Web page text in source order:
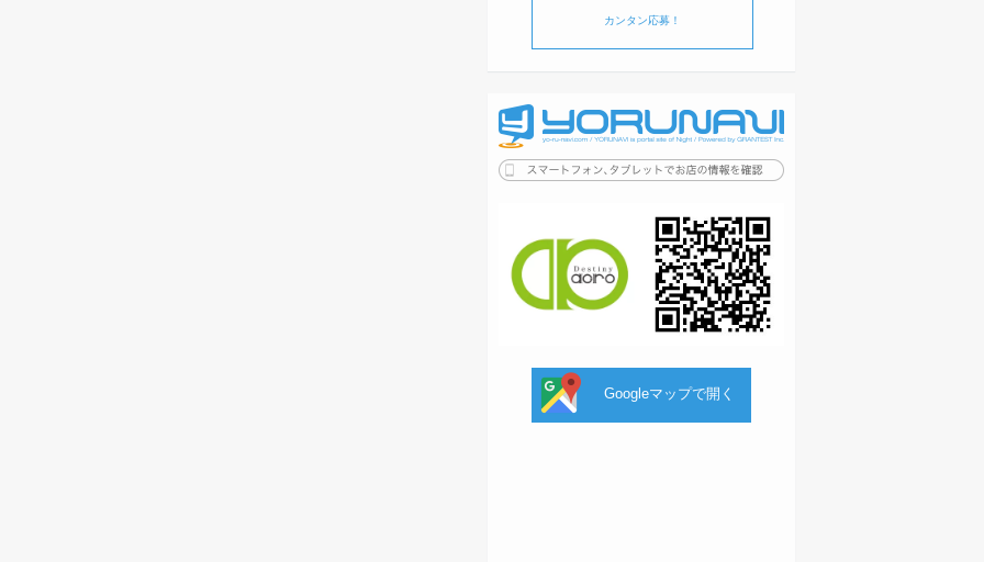
カンタン応募！
Googleマップで開く